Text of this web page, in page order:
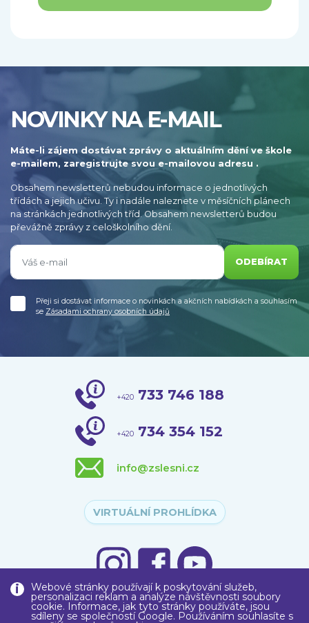
Webové stránky používají k poskytování služeb,
personalizaci reklam a analýze návštěvnosti soubory
cookie. Informace, jak tyto stránky používáte, jsou
sdíleny se společností Google. Používáním souhlasíte s
NOVINKY NA E-MAIL
Máte-li zájem dostávat zprávy o aktuálním dění ve škole
e-mailem, zaregistrujte svou e-mailovou adresu .
Obsahem newsletterů nebudou informace o jednotlivých
třídách a jejich učivu. Ty i nadále naleznete v měsíčních plánech
na stránkách jednotlivých tříd. Obsahem newsletterů budou
převážně zprávy z celoškolního dění.
ODEBÍRAT
Přeji si dostávat informace o novinkách a akčních nabídkách a souhlasím
se Zásadami ochrany osobních údajů
+420 733 746 188
+420 734 354 152
info@zslesni.cz
VIRTUÁLNÍ PROHLÍDKA